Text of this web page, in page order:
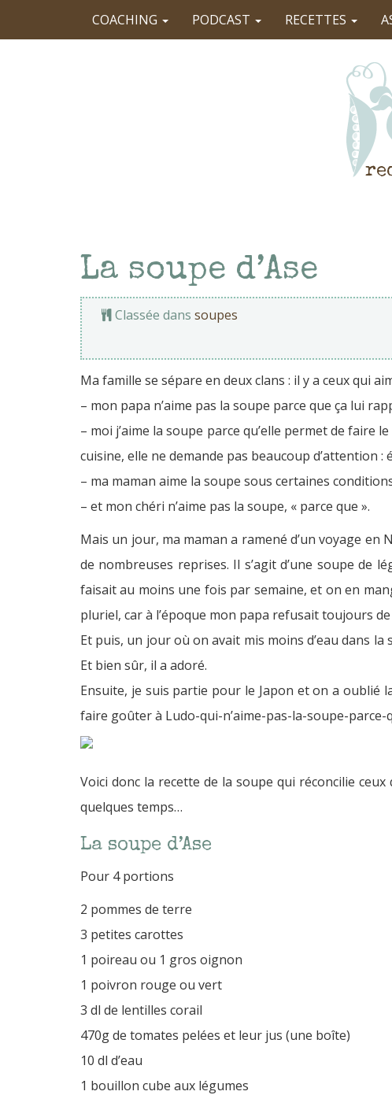
COACHING PODCAST RECETTES
La soupe d’Ase
Classée dans soupes
Ma famille se sépare en deux clans : il y a ceux qui
– mon papa n’aime pas la soupe parce que ça lui
– moi j’aime la soupe parce qu’elle permet de faire
cuisine, elle ne demande pas beaucoup d’attention
– ma maman aime la soupe sous certaines
– et mon chéri n’aime pas la soupe, « parce que ».
Mais un jour, ma maman a ramené d’un voyage
de nombreuses reprises. Il s’agit d’une soupe de
faisait au moins une fois par semaine, et on en
pluriel, car à l’époque mon papa refusait toujours
Et puis, un jour où on avait mis moins d’eau dans
Et bien sûr, il a adoré.
Ensuite, je suis partie pour le Japon et on a oublié
faire goûter à Ludo-qui-n’aime-pas-la-soupe-parce-
Voici donc la recette de la soupe qui réconcilie
quelques temps…
La soupe d’Ase
Pour 4 portions
2 pommes de terre
3 petites carottes
1 poireau ou 1 gros oignon
1 poivron rouge ou vert
3 dl de lentilles corail
470g de tomates pelées et leur jus (une boîte)
10 dl d’eau
1 bouillon cube aux légumes